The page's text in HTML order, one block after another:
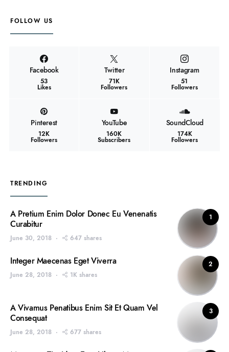
FOLLOW US
Facebook
53
Likes
Twitter
71K
Followers
Instagram
51
Followers
Pinterest
12K
Followers
YouTube
160K
Subscribers
SoundCloud
174K
Followers
TRENDING
1
A Pretium Enim Dolor Donec Eu Venenatis
Curabitur
June 30, 2018 647 shares
2
Integer Maecenas Eget Viverra
June 28, 2018 1K shares
3
A Vivamus Penatibus Enim Sit Et Quam Vel
Consequat
June 28, 2018 677 shares